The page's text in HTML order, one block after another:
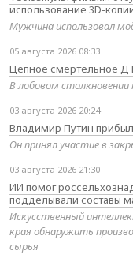
использование 3D-
Мужчина использовал
05 августа 2026 08:33
Цепное смертельное
В лобовом столкновении
03 августа 2026 20:24
Владимир Путин
Он принял участие в
03 августа 2026 21:30
ИИ помог
подделывали составы
Искусственный
края обнаружить
сырья